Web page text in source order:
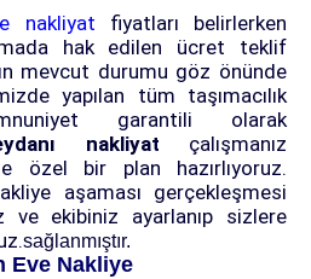
nakliyat fiyatları belirlerken
hak edilen ücret teklif
mevcut durumu göz önünde
yapılan tüm taşımacılık
garantili olarak
nakliyat çalışmanız
özel bir plan hazırlıyoruz.
aşaması gerçekleşmesi
ve ekibiniz ayarlanıp sizlere
sağlanmıştır.
Eve Nakliye